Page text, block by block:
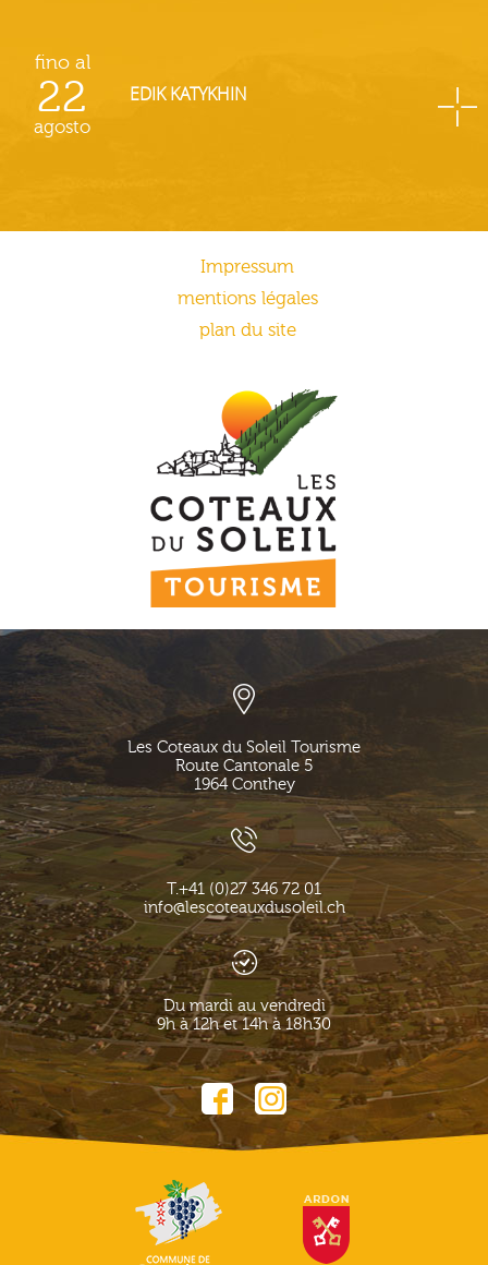
fino al
22
agosto
EDIK KATYKHIN
Impressum
mentions légales
plan du site
Les Coteaux du Soleil Tourisme
Route Cantonale 5
1964 Conthey
T.+41 (0)27 346 72 01
info@lescoteauxdusoleil.ch
Du mardi au vendredi
9h à 12h et 14h à 18h30